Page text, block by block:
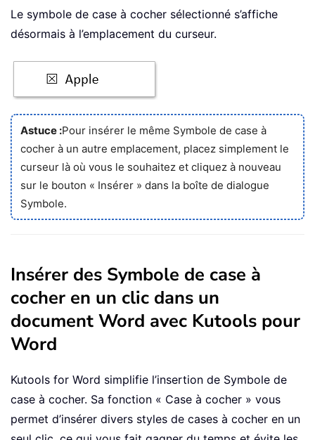
Le symbole de case à cocher sélectionné s’affiche
désormais à l’emplacement du curseur.
Astuce :Pour insérer le même Symbole de case à
cocher à un autre emplacement, placez simplement le
curseur là où vous le souhaitez et cliquez à nouveau
sur le bouton « Insérer » dans la boîte de dialogue
Symbole.
Insérer des Symbole de case à
cocher en un clic dans un
document Word avec Kutools pour
Word
Kutools for Word simplifie l’insertion de Symbole de
case à cocher. Sa fonction « Case à cocher » vous
permet d’insérer divers styles de cases à cocher en un